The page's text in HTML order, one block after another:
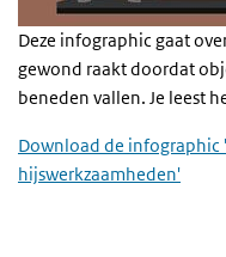
Deze infographic gaat
gewond raakt doordat
beneden vallen. Je leest
Download de infographic
hijswerkzaamheden'